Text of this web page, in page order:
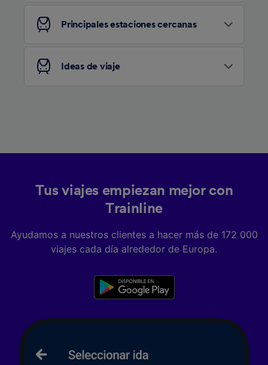
Principales estaciones cercanas
Ideas de viaje
Tus viajes empiezan mejor con
Trainline
Ayudamos a nuestros clientes a hacer más de 172 000
viajes cada día alrededor de Europa.